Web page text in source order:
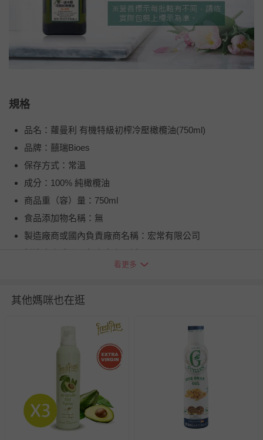
規格
品名：蘿曼利 有機特級初榨冷壓橄欖油(750ml)
品牌：囍瑞Bioes
保存方式：常溫
成分：100% 純橄欖油
商品重（容）量：750ml
食品添加物名稱：無
製造廠商或國內負責廠商名稱：宏常有限公司
製造廠商或國內負責廠商地址：高雄市左營區文科街80號
投保產品責任險字號：130013AKP0001273
健康食品字號/有機檢驗機構及證書字號：有機農產品驗證
字號AGGP-108-1094-020
商品產地（國）：西班牙
牛/豬肉產地（國）：不含豬/牛肉
過敏原：無
以消費者收受日起算，至少距有效日期前幾日以上：90天
使用方式：食用
看更多
其他媽咪也在逛